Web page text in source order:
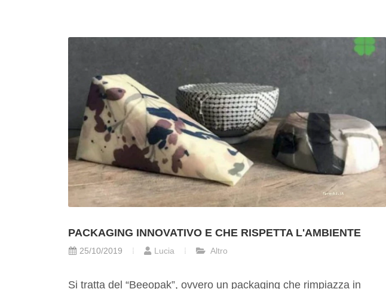
PACKAGING INNOVATIVO E CHE RISPETTA L'AMBIENTE
25/10/2019 Lucia Altro
Si tratta del “Beeopak”, ovvero un packaging che rimpiazza in